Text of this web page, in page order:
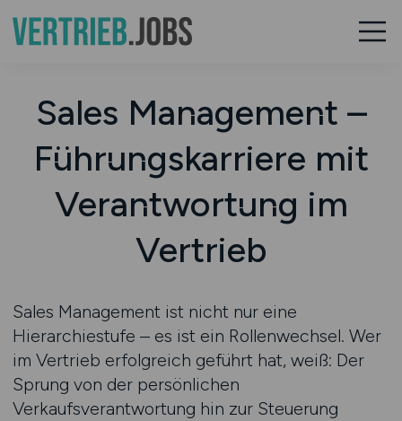
Sales Management –
Führungskarriere mit
Verantwortung im
Vertrieb
Sales Management ist nicht nur eine
Hierarchiestufe – es ist ein Rollenwechsel. Wer
im Vertrieb erfolgreich geführt hat, weiß: Der
Sprung von der persönlichen
Verkaufsverantwortung hin zur Steuerung